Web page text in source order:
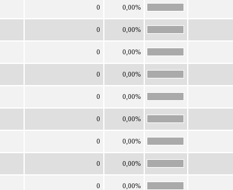
0 0,00%
0 0,00%
0 0,00%
0 0,00%
0 0,00%
0 0,00%
0 0,00%
0 0,00%
0 0,00%